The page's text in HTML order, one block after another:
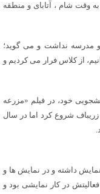
به وقت شام ، آتابای و منطقه
مدرسه نداشت و می گوید؛
از کلاس فرار می کردیم و
خود، در فیلم «مزرعه
شروع کرد اما در سال
داشته و در نمایش ها و
در کار نمایشی بود و